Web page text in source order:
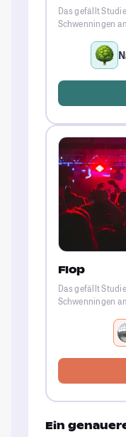
Das gefällt
Schwenningen
Flop
Das gefällt
Schwenningen
Ein